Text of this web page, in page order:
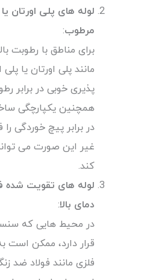
لوله های پلی اورتان
مرطوب:
برای مناطق با رطوبت
مانند پلی اورتان یا
پذیری خوبی در برابر
همچنین یکپارچگی
در برابر پیچ خوردگی
غیر این صورت می
کند.
لوله های تقویت شده
دمای بالا:
در محیط هایی که
قرار دارد، ممکن است
فلزی مانند فولاد ضد